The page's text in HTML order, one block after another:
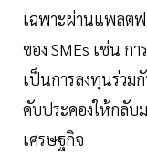
เฉพาะผ่านแพลต
ของ SMEs เช่น ก
เป็นการลงทุนร่วม
คับประคองให้กลับ
เศรษฐกิจ